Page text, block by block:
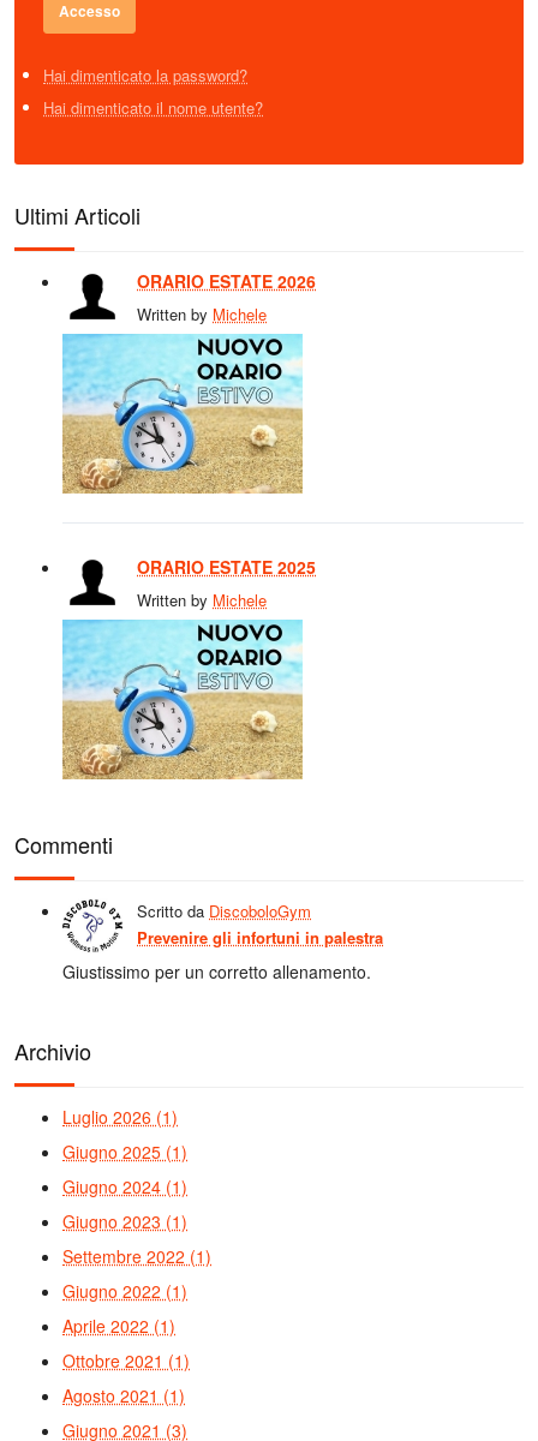
Hai dimenticato la password?
Hai dimenticato il nome utente?
Ultimi Articoli
ORARIO ESTATE 2026
Written by Michele
ORARIO ESTATE 2025
Written by Michele
Commenti
Scritto da DiscoboloGym
Prevenire gli infortuni in palestra
Giustissimo per un corretto allenamento.
Archivio
Luglio 2026 (1)
Giugno 2025 (1)
Giugno 2024 (1)
Giugno 2023 (1)
Settembre 2022 (1)
Giugno 2022 (1)
Aprile 2022 (1)
Ottobre 2021 (1)
Agosto 2021 (1)
Giugno 2021 (3)